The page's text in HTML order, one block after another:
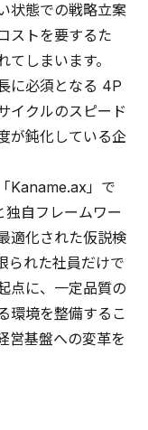
状態での戦略立案
ストを要するた
しまいます。
に必須となる 4P
イクルのスピード
が鈍化している企
Kaname.ax」で
自フレームワー
適化された仮説検
られた社員だけで
点に、一定品質の
環境を整備するこ
営基盤への変革を